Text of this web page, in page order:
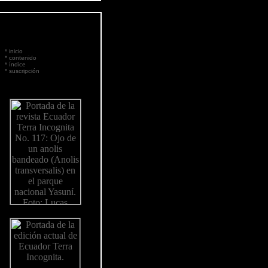
* inicio
* contenido
* índice
* suscripción